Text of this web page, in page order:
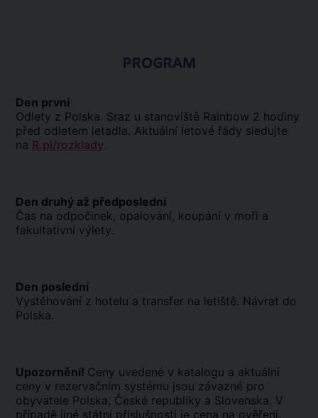
PROGRAM
Den první
Odlety z Polska. Sraz u stanoviště Rainbow 2 hodiny
před odletem letadla. Aktuální letové řády sledujte
na R.pl/rozklady.
Den druhý až předposlední
Čas na odpočinek, opalování, koupání v moři a
fakultativní výlety.
Den poslední
Vystěhování z hotelu a transfer na letiště. Návrat do
Polska.
Upozornění! Ceny uvedené v katalogu a aktuální
ceny v rezervačním systému jsou závazné pro
obyvatele Polska, České republiky a Slovenska. V
případě jiné státní příslušnosti je cena na ověření.